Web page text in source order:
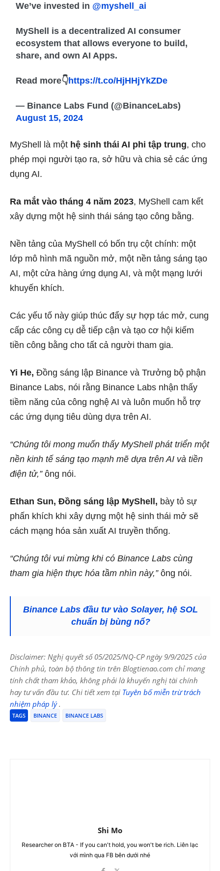
We’ve invested in @myshell_ai
MyShell is a decentralized AI consumer
ecosystem that allows everyone to build,
share, and own AI Apps.
Read more👇https://t.co/HjHHjYkZDe
— Binance Labs Fund (@BinanceLabs)
August 15, 2024
MyShell là một hệ sinh thái AI phi tập trung, cho
phép mọi người tạo ra, sở hữu và chia sẻ các ứng
dụng AI.
Ra mắt vào tháng 4 năm 2023, MyShell cam kết
xây dựng một hệ sinh thái sáng tạo công bằng.
Nền tảng của MyShell có bốn trụ cột chính: một
lớp mô hình mã nguồn mở, một nền tảng sáng tạo
AI, một cửa hàng ứng dụng AI, và một mạng lưới
khuyến khích.
Các yếu tố này giúp thúc đẩy sự hợp tác mở, cung
cấp các công cụ dễ tiếp cận và tạo cơ hội kiếm
tiền công bằng cho tất cả người tham gia.
Yi He, Đồng sáng lập Binance và Trưởng bộ phận
Binance Labs, nói rằng Binance Labs nhận thấy
tiềm năng của công nghệ AI và luôn muốn hỗ trợ
các ứng dụng tiêu dùng dựa trên AI.
“Chúng tôi mong muốn thấy MyShell phát triển một
nền kinh tế sáng tạo mạnh mẽ dựa trên AI và tiền
điện tử,”ông nói.
Ethan Sun, Đồng sáng lập MyShell, bày tỏ sự
phấn khích khi xây dựng một hệ sinh thái mở sẽ
cách mạng hóa sản xuất AI truyền thống.
“Chúng tôi vui mừng khi có Binance Labs cùng
tham gia hiện thực hóa tầm nhìn này,”ông nói.
Binance Labs đầu tư vào Solayer, hệ SOL
chuẩn bị bùng nổ?
Disclaimer: Nghị quyết số 05/2025/NQ-CP ngày 9/9/2025 của
Chính phủ, toàn bộ thông tin trên Blogtienao.com chỉ mang
tính chất tham khảo, không phải là khuyến nghị tài chính
hay tư vấn đầu tư. Chi tiết xem tại Tuyên bố miễn trừ trách
nhiệm pháp lý.
TAGS BINANCE BINANCE LABS
Shi Mo
Researcher on BTA - If you can't hold, you won't be rich. Liên lạc
với mình qua FB bên dưới nhé